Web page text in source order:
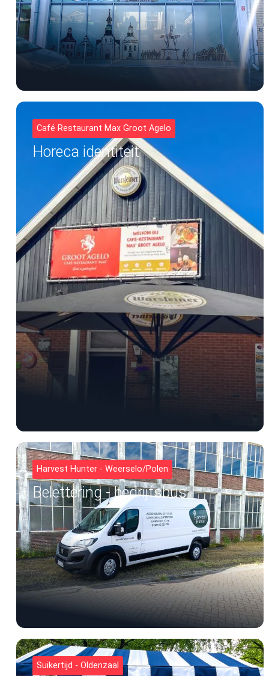
Café Restaurant Max Groot Agelo
Horeca identiteit
Harvest Hunter - Weerselo/Polen
Belettering - bedrijfsbus
Suikertijd - Oldenzaal